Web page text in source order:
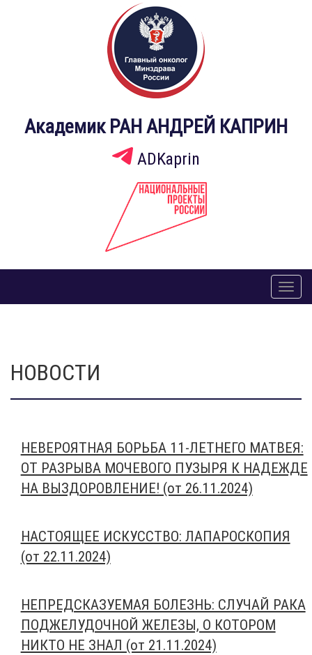
Академик РАН АНДРЕЙ КАПРИН
ADKaprin
НОВОСТИ
НЕВЕРОЯТНАЯ БОРЬБА 11-ЛЕТНЕГО МАТВЕЯ:
ОТ РАЗРЫВА МОЧЕВОГО ПУЗЫРЯ К НАДЕЖДЕ
НА ВЫЗДОРОВЛЕНИЕ! (от 26.11.2024)
НАСТОЯЩЕЕ ИСКУССТВО: ЛАПАРОСКОПИЯ
(от 22.11.2024)
НЕПРЕДСКАЗУЕМАЯ БОЛЕЗНЬ: СЛУЧАЙ РАКА
ПОДЖЕЛУДОЧНОЙ ЖЕЛЕЗЫ, О КОТОРОМ
НИКТО НЕ ЗНАЛ (от 21.11.2024)